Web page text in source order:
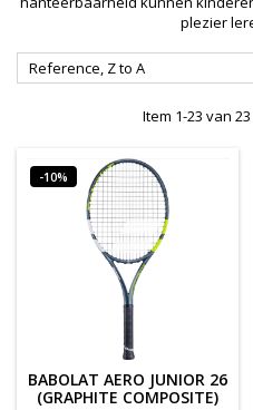
plezier
Reference, Z to A
Item 1-23 van
-10%
BABOLAT AERO JUNIOR 26
(GRAPHITE COMPOSITE)